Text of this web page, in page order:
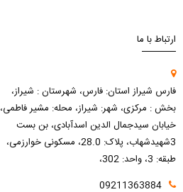
ارتباط با ما
فارس شیراز استان: فارس، شهرستان : شیراز،
بخش : مرکزی، شهر: شیراز، محله: مشیر فاطمی،
خیابان سیدجمال الدین اسدآبادی، بن بست
3شهیدشهاب، پلاک: 28.0، مسکونی خوارزمی،
طبقه: 3، واحد: 302،
09211363884